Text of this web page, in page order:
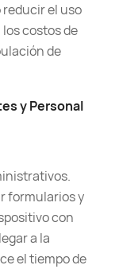
el uso
costos de
de
y Personal
formularios y
con
a la
el tiempo de